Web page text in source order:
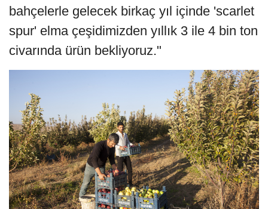
bahçelerle gelecek birkaç yıl içinde 'scarlet
spur' elma çeşidimizden yıllık 3 ile 4 bin ton
civarında ürün bekliyoruz."